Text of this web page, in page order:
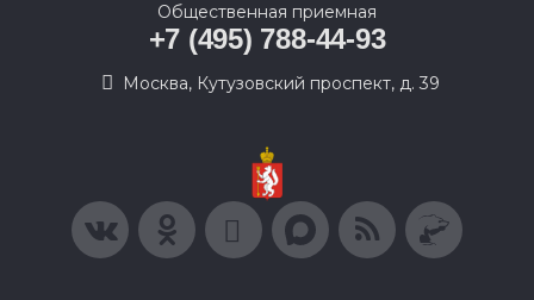
Общественная приемная
+7 (495) 788-44-93
Москва, Кутузовский проспект, д. 39